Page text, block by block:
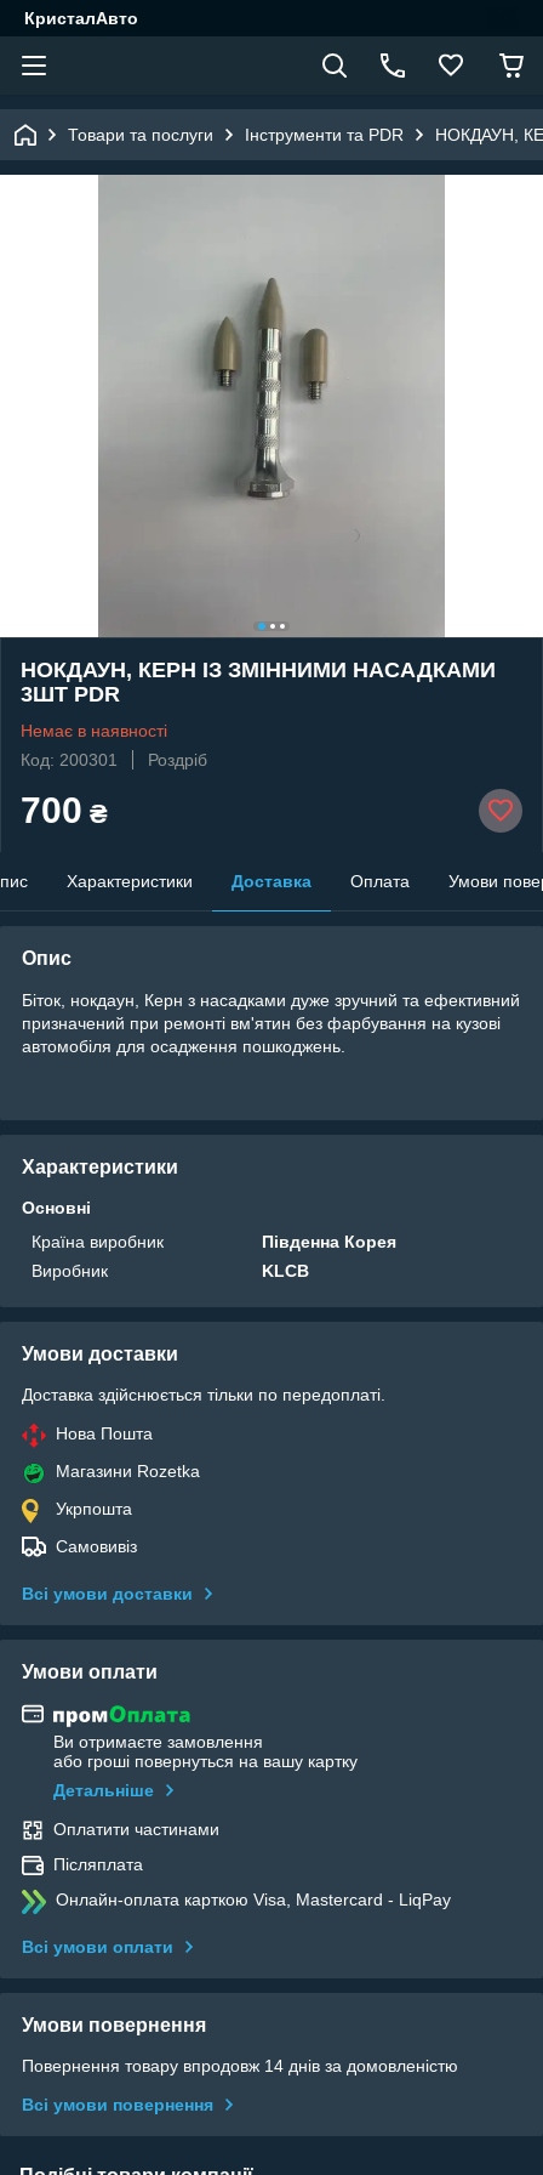
КристалАвто
Товари та послуги Інструменти та PDR НОКДАУН,
НОКДАУН, КЕРН ІЗ ЗМІННИМИ НАСАДКАМИ
3ШТ PDR
Немає в наявності
Код: 200301
Роздріб
700 ₴
Характеристики Доставка Оплата Умови
Опис
Біток, нокдаун, Керн з насадками дуже зручний та ефективний
призначений при ремонті вм'ятин без фарбування на кузові
автомобіля для осадження пошкоджень.
Характеристики
Основні
Країна виробник
Південна Корея
Виробник
KLCB
Умови доставки
Доставка здійснюється тільки по передоплаті.
Нова Пошта
Магазини Rozetka
Укрпошта
Самовивіз
Всі умови доставки
Умови оплати
Ви отримаєте замовлення
або гроші повернуться на вашу картку
Детальніше
Оплатити частинами
Післяплата
Онлайн-оплата карткою Visa, Mastercard - LiqPay
Всі умови оплати
Умови повернення
Повернення товару впродовж 14 днів за домовленістю
Всі умови повернення